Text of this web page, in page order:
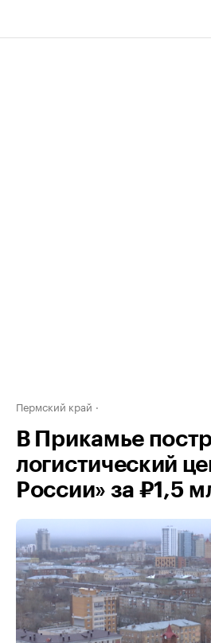
Пермский край
В Прикамье
логистический
России» за ₽1,5